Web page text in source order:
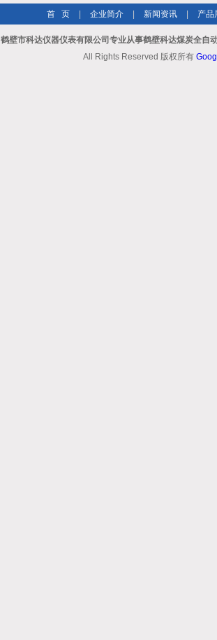
首 页 企业简介 新闻资讯 产品
鹤壁市科达仪器仪表有限公司专业从事鹤壁科达煤炭全自
All Rights Reserved 版权所有